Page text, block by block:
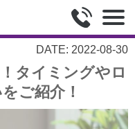
DATE: 2022-08-30
タイミングやロ
ご紹介！